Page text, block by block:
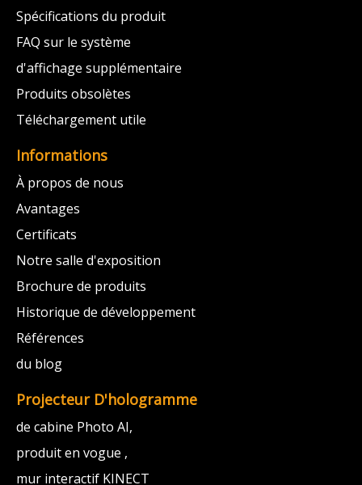
Spécifications du produit
FAQ sur le système
d'affichage supplémentaire
Produits obsolètes
Téléchargement utile
Informations
À propos de nous
Avantages
Certificats
Notre salle d'exposition
Brochure de produits
Historique de développement
Références
du blog
Projecteur D'hologramme
de cabine Photo AI,
produit en vogue ,
mur interactif KINECT